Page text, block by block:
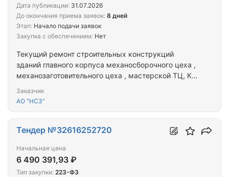
Текущий ремонт строительных конструкций
зданий главного корпуса механосборочного цеха ,
механозаготовительного цеха , мастерской ТЦ, КЦ
Заказчик
АО "НСЗ"
Дата публикации: 31.07.2026
До окончания приема заявок: 8 дней
Этап: Начало подачи заявок
Закупка с обеспечением: Нет
Тендер №32616252720
Начальная цена
6 490 391,93 ₽
Тип закупки: 223-ФЗ